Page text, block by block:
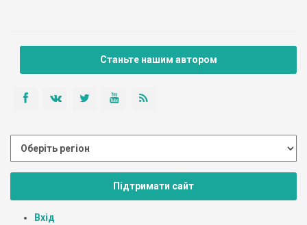
Станьте нашим автором
Підтримати сайт
Вхід